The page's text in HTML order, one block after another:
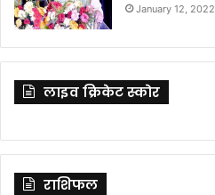
January 12, 2022
लाइव क्रिकेट स्कोर
राशिफल